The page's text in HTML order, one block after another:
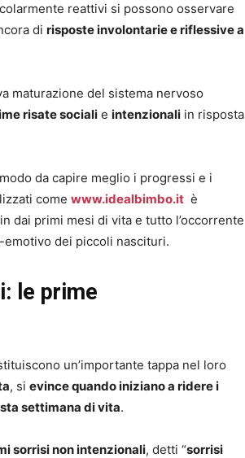
reattivi si possono osservare
di risposte involontarie e riflessive a
maturazione del sistema nervoso
risate sociali e intenzionali in risposta
da capire meglio i progressi e i
come www.idealbimbo.it è
dai primi mesi di vita e tutto l’occorrente
dei piccoli nascituri.
le prime
un’importante tappa nel loro
, si evince quando iniziano a ridere i
settimana di vita.
sorrisi non intenzionali, detti “sorrisi